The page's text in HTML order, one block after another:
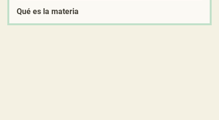
Qué es la materia